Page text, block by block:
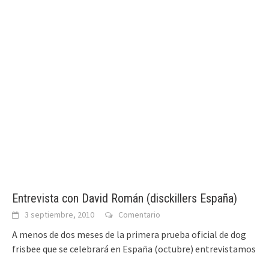
Entrevista con David Román (disckillers España)
3 septiembre, 2010 Comentario
A menos de dos meses de la primera prueba oficial de dog
frisbee que se celebrará en España (octubre) entrevistamos